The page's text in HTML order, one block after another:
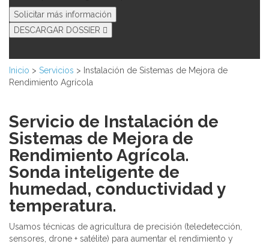
Solicitar más información
DESCARGAR DOSSIER
Inicio > Servicios > Instalación de Sistemas de Mejora de
Rendimiento Agrícola
Servicio de Instalación de
Sistemas de Mejora de
Rendimiento Agrícola.
Sonda inteligente de
humedad, conductividad y
temperatura.
Usamos técnicas de agricultura de precisión (teledetección,
sensores, drone + satélite) para aumentar el rendimiento y